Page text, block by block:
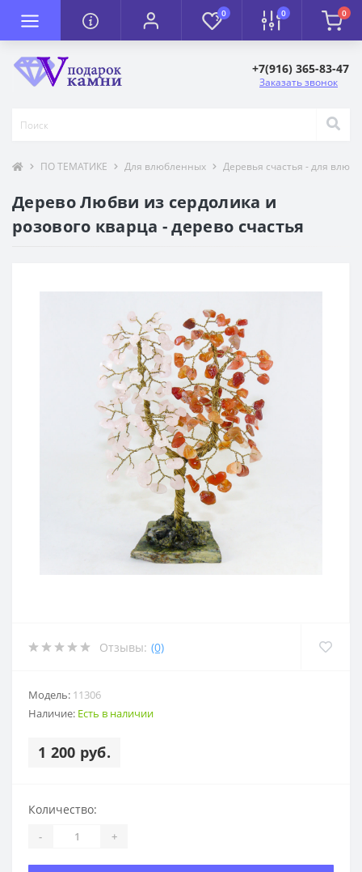
0 0 0
+7(916) 365-83-47
Заказать звонок
ПО ТЕМАТИКЕ Для влюбленных Деревья счастья - для
Дерево Любви из сердолика и
розового кварца - дерево счастья
Отзывы: (0)
Модель: 11306
Наличие: Есть в наличии
1 200 руб.
Количество:
- +